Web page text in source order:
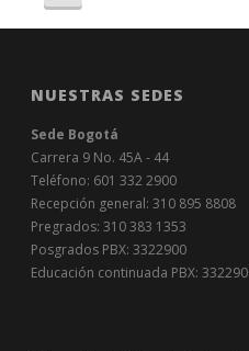
NUESTRAS SEDES
Sede Bogotá
Carrera 9 No. 45A - 44
Teléfono: 601 332 2900
Recepción general: 310 895 8808
Pregrados: 310 383 1353
Posgrados PBX: 3322900
Educación continuada PBX: